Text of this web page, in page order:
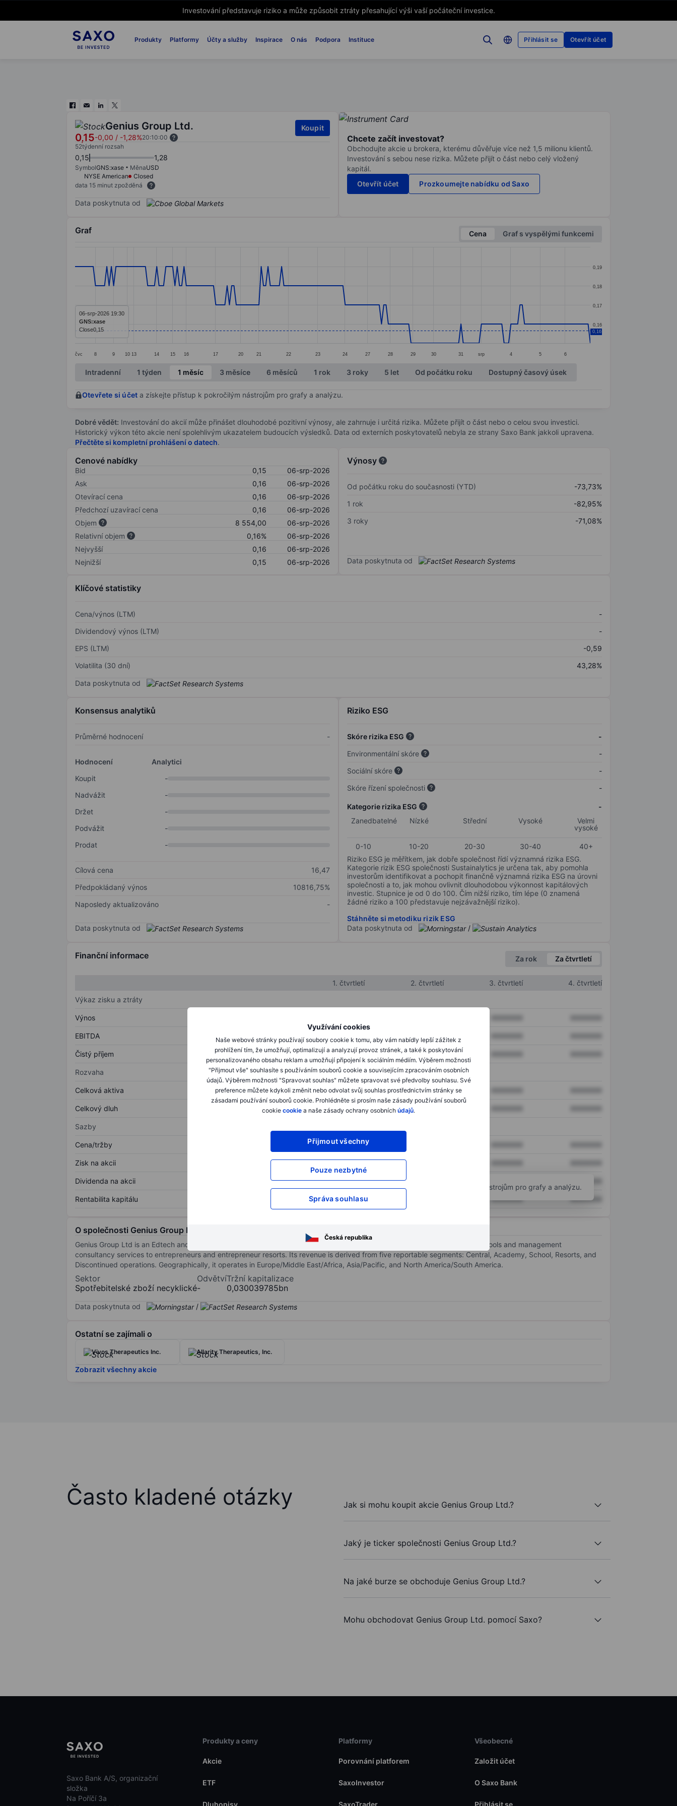
Investování představuje riziko a může způsobit ztráty přesahující výši vaší počáteční investice.
Produkty Platformy Účty a služby Inspirace O nás Podpora Instituce Přihlásit se Otevřít účet
Využívání cookies
Naše webové stránky používají soubory cookie k tomu, aby vám nabídly lepší zážitek z
prohlížení tím, že umožňují, optimalizují a analyzují provoz stránek, a také k poskytování
personalizovaného obsahu reklam a umožňují připojení k sociálním médiím. Výběrem možnosti
"Přijmout vše" souhlasíte s používáním souborů cookie a souvisejícím zpracováním osobních
údajů. Výběrem možnosti "Spravovat souhlas" můžete spravovat své předvolby souhlasu. Své
preference můžete kdykoli změnit nebo odvolat svůj souhlas prostřednictvím stránky se
zásadami používání souborů cookie. Prohlédněte si prosím naše zásady používání souborů
cookie cookie a naše zásady ochrany osobních údajů.
Přijmout všechny
Pouze nezbytné
Správa souhlasu
Česká republika
Genius Group Ltd.
0,15-0,00 / -1,28%20:10:00
Koupit
52týdenní rozsah
0,15 1,28
SymbolGNS:xase MěnaUSD
NYSE American
Closed
data 15 minut zpožděná
Data poskytnuta od
Chcete začít investovat?
Obchodujte akcie u brokera, kterému důvěřuje více než 1,5 milionu klientů.
Investování s sebou nese rizika. Můžete přijít o část nebo celý vložený
kapitál.
Otevřít účet
Prozkoumejte nabídku od Saxo
Graf Cena
Graf s vyspělými funkcemi
Line chart with 228 data points.
The chart has 1 X axis displaying categories.
The chart has 1 Y axis displaying values. Data ranges from 0.15 to 0.19.
čvc 8 9 10 13 14 15 16 17 20 21 22 23 24 27 28 29 30 31 srp 4 5 6
0,16
0,17
0,18
0,19
0,16
06-srp-2026 19:30
GNS:xase
Close0,15
End of interactive chart.
Intradenní 1 týden 1 měsíc 3 měsíce 6 měsíců 1 rok 3 roky 5 let Od počátku roku Dostupný časový úsek
Otevřete si účet a získejte přístup k pokročilým nástrojům pro grafy a analýzu.
Dobré vědět: Investování do akcií může přinášet dlouhodobé pozitivní výnosy, ale zahrnuje i určitá rizika. Můžete přijít o část nebo o celou svou investici.
Historický výkon této akcie není spolehlivým ukazatelem budoucích výsledků. Data od externích poskytovatelů nebyla ze strany Saxo Bank jakkoli upravena.
Přečtěte si kompletní prohlášení o datech.
Cenové nabídky
Bid 0,15
06-srp-2026
Ask
0,16
06-srp-2026
Otevírací cena
0,16
06-srp-2026
Předchozí uzavírací cena
0,16
06-srp-2026
Objem
8 554,00
06-srp-2026
Relativní objem
0,16%
06-srp-2026
Nejvyšší
0,16
06-srp-2026
Nejnižší
0,15 06-srp-2026
Výnosy
Od počátku roku do současnosti (YTD)
-73,73%
1 rok
-82,95%
3 roky
-71,08%
Data poskytnuta od
Klíčové statistiky
Cena/výnos (LTM)
-
Dividendový výnos (LTM)
-
EPS (LTM)
-0,59
Volatilita (30 dní)
43,28%
Data poskytnuta od
Konsensus analytiků
Průměrné hodnocení -
Hodnocení
Analytici
Koupit
-
Nadvážit
-
Držet
-
Podvážit
-
Prodat
-
Cílová cena
16,47
Předpokládaný výnos
10816,75%
Naposledy aktualizováno
-
Data poskytnuta od
Riziko ESG
Skóre rizika ESG
-
Environmentální skóre
-
Sociální skóre
-
Skóre řízení společnosti
-
Kategorie rizika ESG
-
Zanedbatelné
Nízké Střední Vysoké
Velmi
vysoké
0-10 10-20 20-30 30-40
40+
Riziko ESG je měřítkem, jak dobře společnost řídí významná rizika ESG.
Kategorie rizik ESG společnosti Sustainalytics je určena tak, aby pomohla
investorům identifikovat a pochopit finančně významná rizika ESG na úrovni
společnosti a to, jak mohou ovlivnit dlouhodobou výkonnost kapitálových
investic. Stupnice je od 0 do 100. Čím nižší riziko, tím lépe (0 znamená
žádné riziko a 100 představuje nejzávažnější riziko).
Stáhněte si metodiku rizik ESG
Data poskytnuta od
/
Finanční informace Za rok Za čtvrtletí
1. čtvrtletí 2. čtvrtletí 3. čtvrtletí
4. čtvrtletí
Výkaz zisku a ztráty
Výnos
EBITDA XXXXXXX XXXXXXX
Čistý příjem XXXXXXX XXXXXXX
Rozvaha
Celková aktiva XXXXXXX XXXXXXX
Celkový dluh XXXXXXX XXXXXXX
Sazby
Cena/tržby XXXXXXX
Zisk na akcii XXXXXXX
Dividenda na akcii XXXXXXX
Rentabilita kapitálu XXXXXXX XXXXXXX XXXXXXX
Otevřete si účeta získejte přístup k pokročilým nástrojům pro grafy a analýzu.
O společnosti Genius Group Ltd.
Genius Group Ltd is an Edtech and education company that provides entrepreneur education system business development tools and management
consultancy services to entrepreneurs and entrepreneur resorts. Its revenue is derived from five reportable segments: Central, Academy, School, Resorts, and
Discontinued operations. Geographically, it operates in Europe/Middle East/Africa, Asia/Pacific, and North America/South America.
Sektor
Spotřebitelské zboží necyklické
Odvětví
-
Tržní kapitalizace
0,030039785bn
Data poskytnuta od /
Ostatní se zajímali o
Vivos Therapeutics Inc. Allarity Therapeutics, Inc.
Zobrazit všechny akcie
Často kladené otázky Jak si mohu koupit akcie Genius Group Ltd.?
Jaký je ticker společnosti Genius Group Ltd.?
Na jaké burze se obchoduje Genius Group Ltd.?
Mohu obchodovat Genius Group Ltd. pomocí Saxo?
Saxo Bank A/S, organizační
složka
Na Poříčí 3a
Produkty a ceny
Akcie
ETF
Platformy
Porovnání platforem
SaxoInvestor
Všeobecné
Založit účet
O Saxo Bank